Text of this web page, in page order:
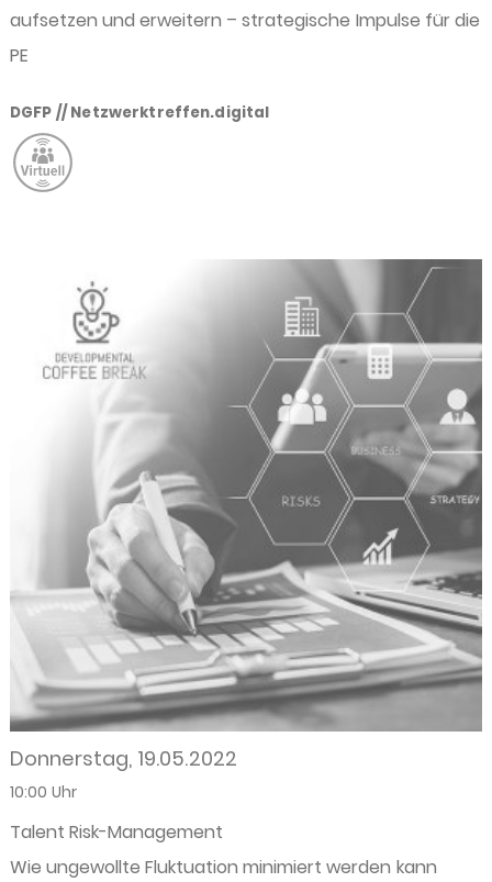
aufsetzen und erweitern – strategische Impulse für die
PE
DGFP // Netzwerktreffen.digital
Donnerstag, 19.05.2022
10:00 Uhr
Talent Risk-Management
Wie ungewollte Fluktuation minimiert werden kann